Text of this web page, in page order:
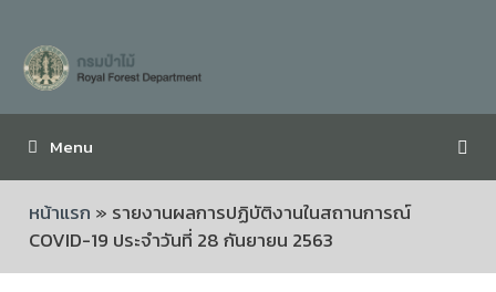
Menu
หน้าแรก » รายงานผลการปฏิบัติงานในสถานการณ์
COVID-19 ประจำวันที่ 28 กันยายน 2563